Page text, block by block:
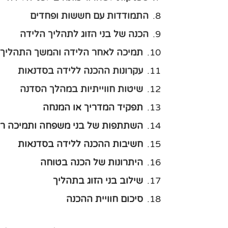
התמודדות עם חששות ופחדים
הכנה של בני הזוג לתהליך הלידה
תמיכה לאחר הלידה והמשך התהליך
עקרונות ההכנה ללידה בסדנאות
שיטות חווייתיות במהלך הסדנה
תפקיד המדריך או המנחה
השתתפות של בני משפחה ותמיכה
חשיבות ההכנה ללידה בסדנאות
היתרונות של הכנה בטוחה
שילוב בני הזוג בתהליך
סיכום חוויית ההכנה